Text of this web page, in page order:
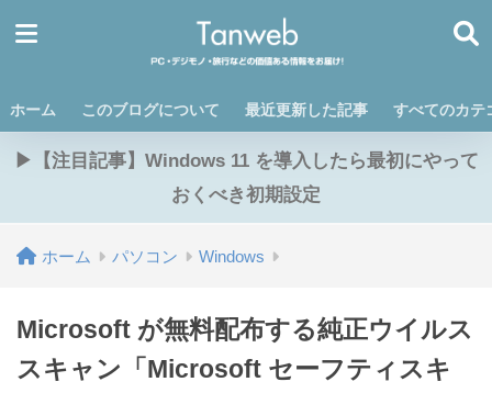
ホーム このブログについて 最近更新した記事 すべてのカテ
▶【注目記事】Windows 11 を導入したら最初にやって
おくべき初期設定
ホーム パソコン Windows
Microsoft が無料配布する純正ウイルス
スキャン「Microsoft セーフティスキ